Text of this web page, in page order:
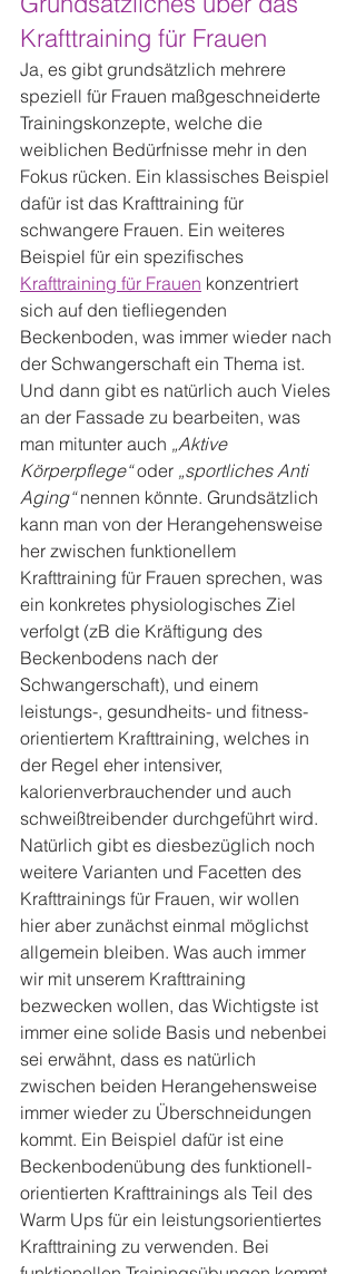
Krafttraining für Frauen
Ja, es gibt grundsätzlich mehrere
speziell für Frauen maßgeschneiderte
Trainingskonzepte, welche die
weiblichen Bedürfnisse mehr in den
Fokus rücken. Ein klassisches Beispiel
dafür ist das Krafttraining für
schwangere Frauen. Ein weiteres
Beispiel für ein spezifisches
Krafttraining für Frauen konzentriert
sich auf den tiefliegenden
Beckenboden, was immer wieder nach
der Schwangerschaft ein Thema ist.
Und dann gibt es natürlich auch Vieles
an der Fassade zu bearbeiten, was
man mitunter auch „Aktive
Körperpflege“ oder „sportliches Anti
Aging“ nennen könnte. Grundsätzlich
kann man von der Herangehensweise
her zwischen funktionellem
Krafttraining für Frauen sprechen, was
ein konkretes physiologisches Ziel
verfolgt (zB die Kräftigung des
Beckenbodens nach der
Schwangerschaft), und einem
leistungs-, gesundheits- und fitness-
orientiertem Krafttraining, welches in
der Regel eher intensiver,
kalorienverbrauchender und auch
schweißtreibender durchgeführt wird.
Natürlich gibt es diesbezüglich noch
weitere Varianten und Facetten des
Krafttrainings für Frauen, wir wollen
hier aber zunächst einmal möglichst
allgemein bleiben. Was auch immer
wir mit unserem Krafttraining
bezwecken wollen, das Wichtigste ist
immer eine solide Basis und nebenbei
sei erwähnt, dass es natürlich
zwischen beiden Herangehensweise
immer wieder zu Überschneidungen
kommt. Ein Beispiel dafür ist eine
Beckenbodenübung des funktionell-
orientierten Krafttrainings als Teil des
Warm Ups für ein leistungsorientiertes
Krafttraining zu verwenden. Bei